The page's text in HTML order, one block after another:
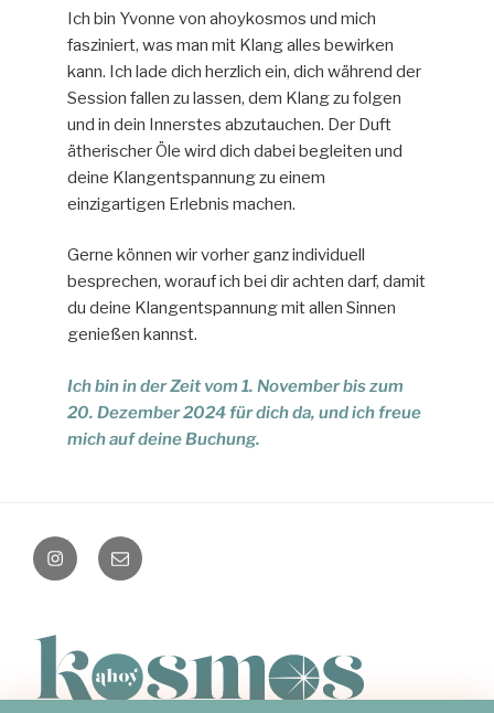
Ich bin Yvonne von ahoykosmos und mich
fasziniert, was man mit Klang alles bewirken
kann. Ich lade dich herzlich ein, dich während der
Session fallen zu lassen, dem Klang zu folgen
und in dein Innerstes abzutauchen. Der Duft
ätherischer Öle wird dich dabei begleiten und
deine Klangentspannung zu einem
einzigartigen Erlebnis machen.
Gerne können wir vorher ganz individuell
besprechen, worauf ich bei dir achten darf, damit
du deine Klangentspannung mit allen Sinnen
genießen kannst.
Ich bin in der Zeit vom 1. November bis zum
20. Dezember 2024 für dich da, und ich freue
mich auf deine Buchung.
instagramMail